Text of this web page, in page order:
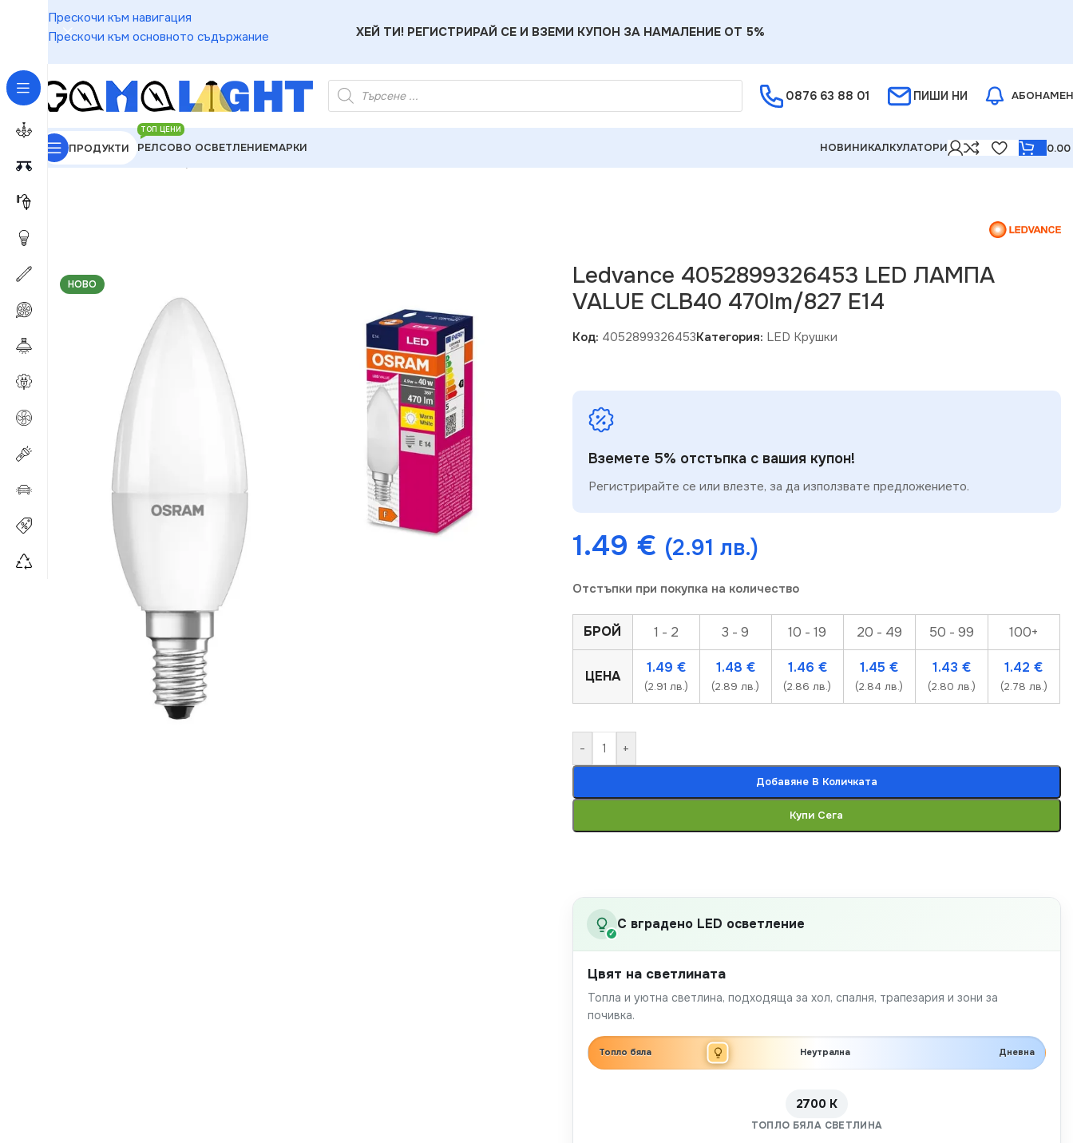
Прескочи към навигация
Прескочи към основното съдържание
ХЕЙ ТИ! РЕГИСТРИРАЙ СЕ И ВЗЕМИ КУПОН ЗА НАМАЛЕНИЕ ОТ 5%
0876 63 88 01 ПИШИ НИ
ПРОДУКТИ РЕЛСОВО ОСВЕТЛЕНИЕ
ТОП ЦЕНИ
МАРКИ НОВИНИКАЛКУЛАТОРИ 0.00
GAMALIGHT»
НОВО
Ledvance 4052899326453 LED ЛАМПА
VALUE CLB40 470lm/827 E14
Код: 4052899326453Категория: LED Крушки
Вземете 5% отстъпка с вашия купон!
Регистрирайте се или влезте, за да използвате предложението.
1.49 € (2.91 лв.)
Отстъпки при покупка на количество
БРОЙ 1 - 2 3 - 9 10 - 19 20 - 49 50 - 99 100+
ЦЕНА
1.49 €
(2.91 лв.)
1.48 €
(2.89 лв.)
1.46 €
(2.86 лв.)
1.45€
(2.84 лв.)
1.43 €
(2.80 лв.)
1.42€
(2.78 лв.)
- +
Добавяне В Количката
Купи Сега
✓
С вградено LED осветление
Цвят на светлината
Топла и уютна светлина, подходяща за хол, спалня, трапезария и зони за
почивка.
Топло бяла Неутрална Дневна
2700 K
ТОПЛО БЯЛА СВЕТЛИНА